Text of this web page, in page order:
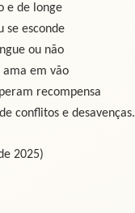
e de longe
se esconde
ou não
ama em vão
recompensa
conflitos e desavenças.
2025)